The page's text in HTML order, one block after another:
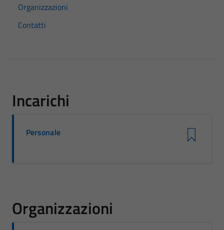
Organizzazioni
Contatti
Incarichi
Personale
Organizzazioni